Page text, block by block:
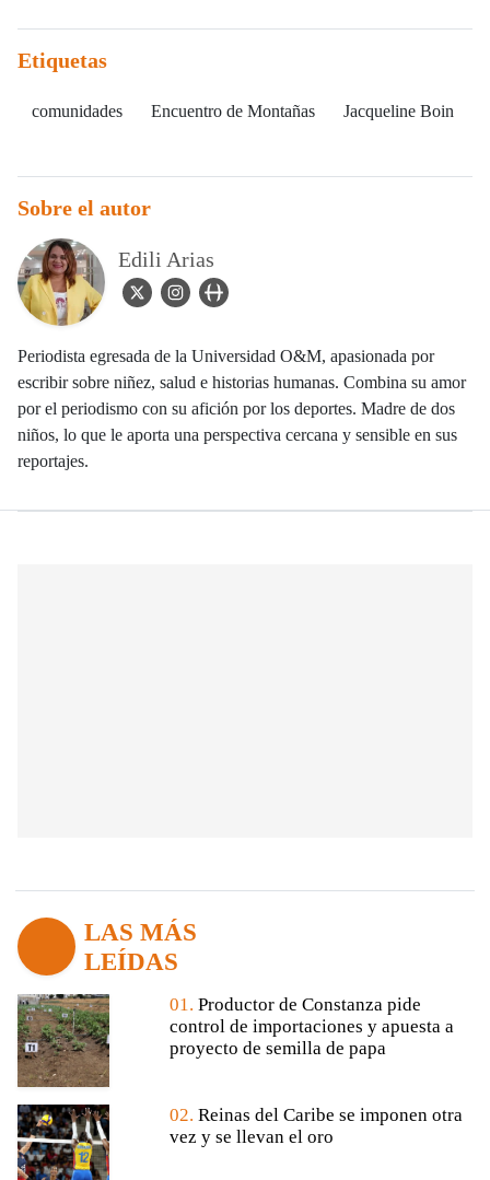
Etiquetas
comunidades Encuentro de Montañas Jacqueline Boin
Sobre el autor
Edili Arias
twitter Iconinstagram Icon
user_url Icon
Periodista egresada de la Universidad O&M, apasionada por
escribir sobre niñez, salud e historias humanas. Combina su amor
por el periodismo con su afición por los deportes. Madre de dos
niños, lo que le aporta una perspectiva cercana y sensible en sus
reportajes.
LAS MÁS
LEÍDAS
01. Productor de Constanza pide
control de importaciones y apuesta a
proyecto de semilla de papa
02. Reinas del Caribe se imponen otra
vez y se llevan el oro